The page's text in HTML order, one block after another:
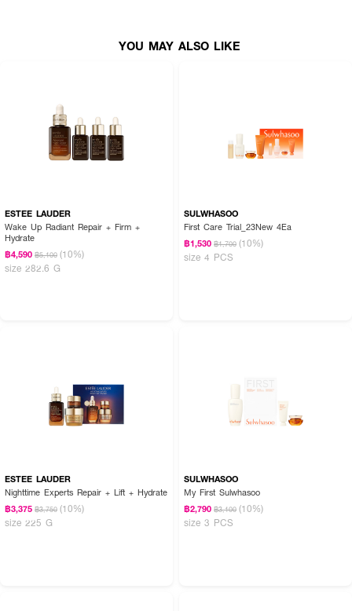
YOU MAY ALSO LIKE
ESTEE LAUDER
Wake Up Radiant Repair + Firm +
Hydrate
฿4,590 ฿5,100 (10%)
size 282.6 G
SULWHASOO
First Care Trial_23New 4Ea
฿1,530 ฿1,700 (10%)
size 4 PCS
ESTEE LAUDER
Nighttime Experts Repair + Lift + Hydrate
฿3,375 ฿3,750 (10%)
size 225 G
SULWHASOO
My First Sulwhasoo
฿2,790 ฿3,100 (10%)
size 3 PCS